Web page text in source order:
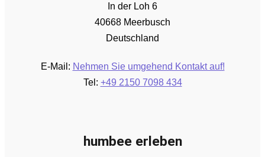
In der Loh 6
40668 Meerbusch
Deutschland
E-Mail: Nehmen Sie umgehend Kontakt auf!
Tel: +49 2150 7098 434
humbee erleben